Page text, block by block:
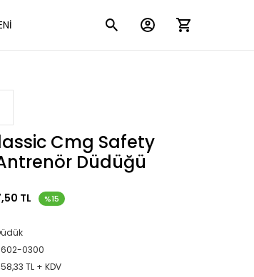
Cmg Safety
Düdüğü
TL %15
0300
TL + KDV